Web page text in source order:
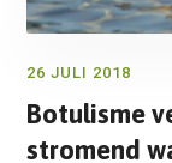
26 JULI 2018
Botulisme
stromend